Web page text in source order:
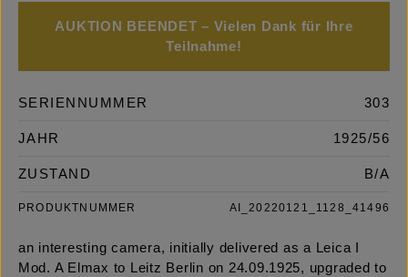
AUKTION BEENDET – Vielen Dank für Ihre
Teilnahme!
SERIENNUMMER 303
JAHR 1925/56
ZUSTAND B/A
PRODUKTNUMMER AI_20220121_1128_41496
an interesting camera, initially delivered as a Leica I
Mod. A Elmax to Leitz Berlin on 24.09.1925, upgraded to